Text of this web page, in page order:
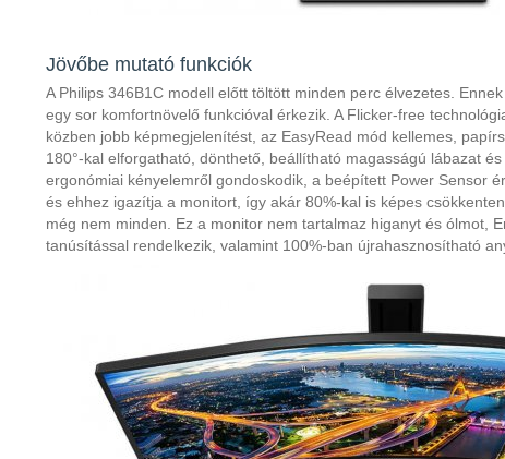
Jövőbe mutató funkciók
A Philips 346B1C modell előtt töltött minden perc élvezetes.
egy sor komfortnövelő funkcióval érkezik. A Flicker-free
közben jobb képmegjelenítést, az EasyRead mód kellemes,
180°-kal elforgatható, dönthető, beállítható magasságú lábazat
ergonómiai kényelemről gondoskodik, a beépített Power Sensor
és ehhez igazítja a monitort, így akár 80%-kal is képes
még nem minden. Ez a monitor nem tartalmaz higanyt és ólmot,
tanúsítással rendelkezik, valamint 100%-ban újrahasznosítható